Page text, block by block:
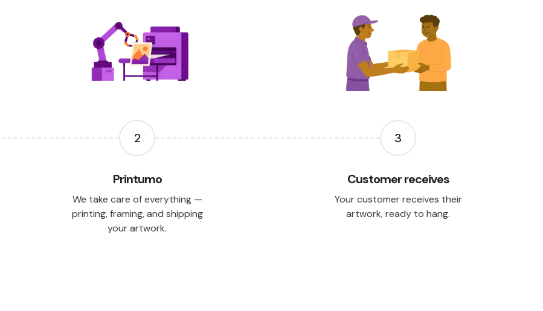
2
Printumo
We take care of everything —
printing, framing, and shipping
your artwork.
3
Customer receives
Your customer receives their
artwork, ready to hang.